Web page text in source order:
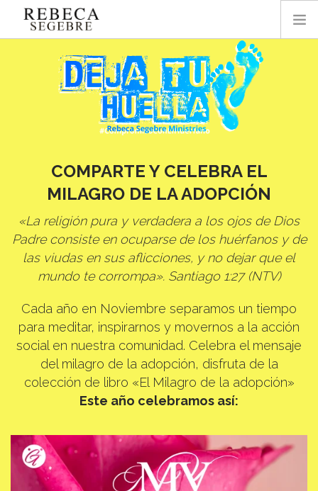
ACERCA DE REBECA
ORACIÓN
OFRENDAR AQUÍ
LIBROS
COMPARTE Y CELEBRA EL
MILAGRO DE LA ADOPCIÓN
«La religión pura y verdadera a los ojos de Dios
Padre consiste en ocuparse de los huérfanos y de
las viudas en sus aflicciones, y no dejar que el
mundo te corrompa». Santiago 1:27 (NTV)
Cada año en Noviembre separamos un tiempo
para meditar, inspirarnos y movernos a la acción
social en nuestra comunidad. Celebra el mensaje
del milagro de la adopción, disfruta de la
colección de libro «El Milagro de la adopción»
Este año celebramos así: